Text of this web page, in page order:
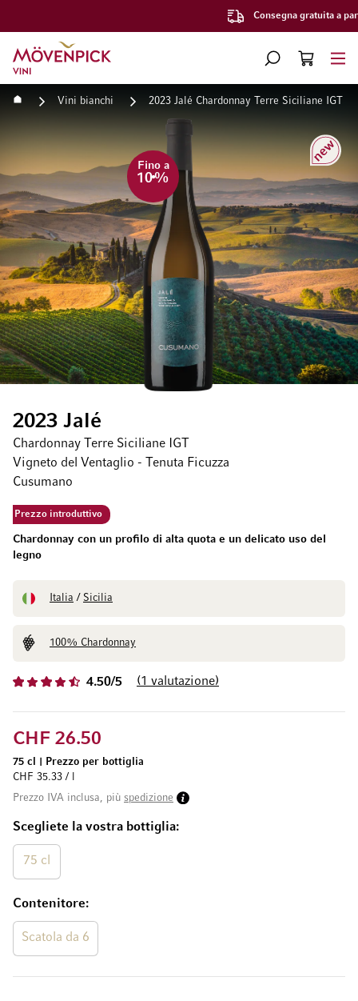
Consegna gratuita a partire da CHF 300.–
Vai alla Home Page
CERCA
CART
Home Vini bianchi 2023 Jalé Chardonnay Terre Siciliane IGT
4.50/5 1 valutazione
Nuovo
Fino a
10%
2023 Jalé
Chardonnay Terre Siciliane IGT
Vigneto del Ventaglio - Tenuta Ficuzza
Cusumano
Prezzo introduttivo
Chardonnay con un profilo di alta quota e un delicato uso del
legno
Italia / Sicilia
100% Chardonnay
Scegliete la vostra bottiglia
75 cl
Contenitore
Scatola da 6
CHF 26.50
75 cl
Prezzo per bottiglia
CHF 35.33 / l
Prezzo IVA inclusa, più spedizione
Vai alla fine della galleria di immagini